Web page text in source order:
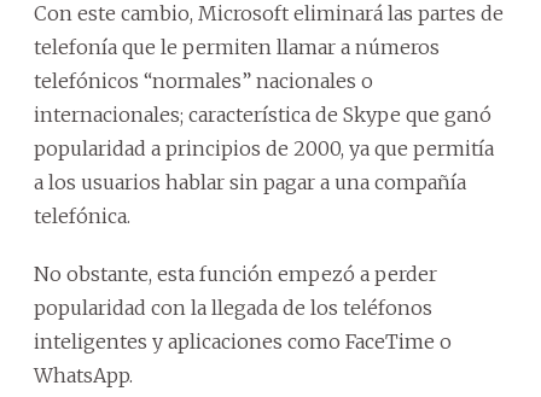
Con este cambio, Microsoft eliminará las partes de
telefonía que le permiten llamar a números
telefónicos “normales” nacionales o
internacionales; característica de Skype que ganó
popularidad a principios de 2000, ya que permitía
a los usuarios hablar sin pagar a una compañía
telefónica.
No obstante, esta función empezó a perder
popularidad con la llegada de los teléfonos
inteligentes y aplicaciones como FaceTime o
WhatsApp.